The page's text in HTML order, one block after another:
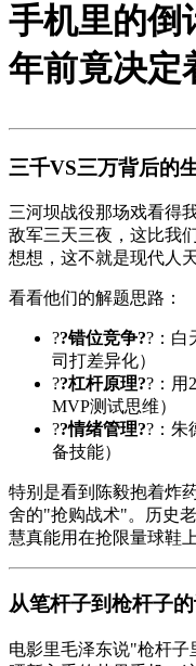
手机里的倒
年前竟决定
三千VS三万背后的
三河坝战役那场戏看得
敌军三天三夜，这比我
想想，这不就是现代人
看看他们的解题思路：
??错位竞争??：白
司打差异化）
??杠杆原理??：用
MVP测试思维）
??情绪管理??：朱
备技能）
特别是看到陈毅抱着炸
舍的"抢购战术"。历史
慧真能用在抢限量球鞋上
从笔杆子到枪杆子
电影里毛泽东说"枪杆